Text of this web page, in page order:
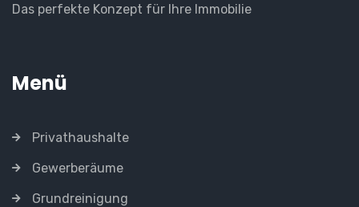
Das perfekte Konzept für Ihre Immobilie
Menü
Privathaushalte
Gewerberäume
Grundreinigung